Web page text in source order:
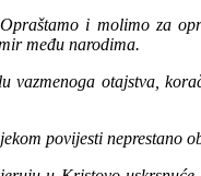
i molimo za
među narodima.
otajstva,
povijesti neprestano